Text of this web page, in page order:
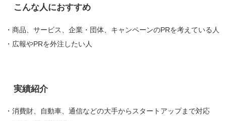
こんな人におすすめ
・商品、サービス、企業・団体、キャンペーンのPRを考えている人
・広報やPRを外注したい人
実績紹介
・消費財、自動車、通信などの大手からスタートアップまで対応